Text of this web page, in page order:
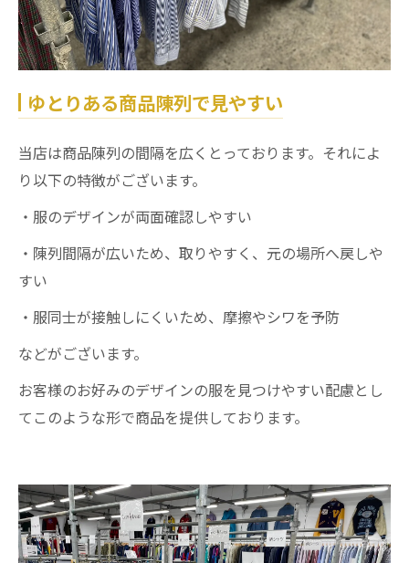
ゆとりある商品陳列で見やすい
当店は商品陳列の間隔を広くとっております。それによ
り以下の特徴がございます。
・服のデザインが両面確認しやすい
・陳列間隔が広いため、取りやすく、元の場所へ戻しや
すい
・服同士が接触しにくいため、摩擦やシワを予防
などがございます。
お客様のお好みのデザインの服を見つけやすい配慮とし
てこのような形で商品を提供しております。